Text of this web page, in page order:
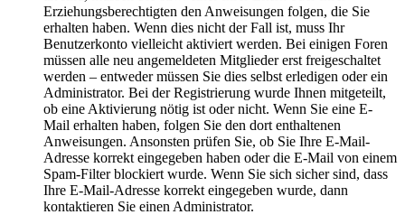
Erziehungsberechtigten den Anweisungen folgen, die Sie
erhalten haben. Wenn dies nicht der Fall ist, muss Ihr
Benutzerkonto vielleicht aktiviert werden. Bei einigen Foren
müssen alle neu angemeldeten Mitglieder erst freigeschaltet
werden – entweder müssen Sie dies selbst erledigen oder ein
Administrator. Bei der Registrierung wurde Ihnen mitgeteilt,
ob eine Aktivierung nötig ist oder nicht. Wenn Sie eine E-
Mail erhalten haben, folgen Sie den dort enthaltenen
Anweisungen. Ansonsten prüfen Sie, ob Sie Ihre E-Mail-
Adresse korrekt eingegeben haben oder die E-Mail von einem
Spam-Filter blockiert wurde. Wenn Sie sich sicher sind, dass
Ihre E-Mail-Adresse korrekt eingegeben wurde, dann
kontaktieren Sie einen Administrator.